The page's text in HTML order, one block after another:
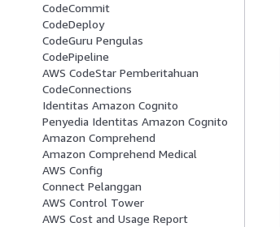
CodeCommit
CodeDeploy
CodeGuru Pengulas
CodePipeline
AWS CodeStar Pemberitahuan
CodeConnections
Identitas Amazon Cognito
Penyedia Identitas Amazon Cognito
Amazon Comprehend
Amazon Comprehend Medical
AWS Config
Connect Pelanggan
AWS Control Tower
AWS Cost and Usage Report